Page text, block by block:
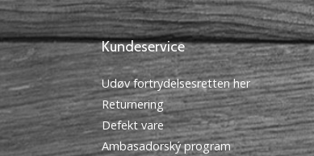
Kundeservice
Udøv fortrydelsesretten her
Returnering
Defekt vare
Ambasadorský program